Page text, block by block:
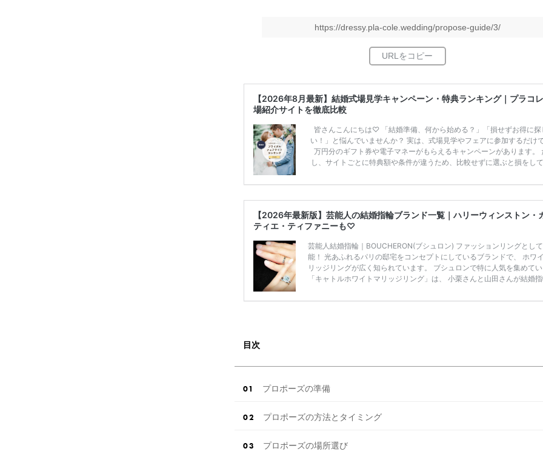
https://dressy.pla-cole.wedding/propose-guide/3/
【2026年8月最新】結婚式場見学キャンペーン・特典ランキング｜プラコ
場紹介サイトを徹底比較
皆さんこんにちは♡ 「結婚準備、何から始める？」「損せずお得に探
い！」と悩んでいませんか？ 実は、式場見学やフェアに参加するだけ
万円分のギフト券や電子マネーがもらえるキャンペーンがあります。
し、サイトごとに特典額や条件が違うため、比較せずに選ぶと損をし
ンペーン特典ランキングを公開！ 比較サイト：プラコレ、ゼクシィ、
補を絞れる「ウェディング診断」か、体験型 […] 続きを読む
【2026年最新版】芸能人の結婚指輪ブランド一覧｜ハリーウィンストン・
ティエ・ティファニーも♡
芸能人結婚指輪｜BOUCHERON(ブシュロン) ファッションリングとし
能！ 光あふれるパリの邸宅をコンセプトにしているブランドで、 ホワ
リッジリングが広く知られています。 ブシュロンで特に人気を集めて
「キャトルホワイトマリッジリング」は、 小栗さんと山田さんが結婚指
気となっているのです。 その相場は、10～30万円ほどとなっています
目次
プロポーズの準備
プロポーズの方法とタイミング
プロポーズの場所選び